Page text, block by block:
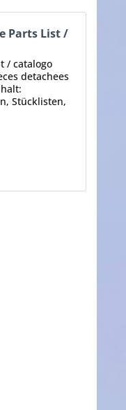
Parts List /
/ catalogo
detachees
Stücklisten,
Seiten